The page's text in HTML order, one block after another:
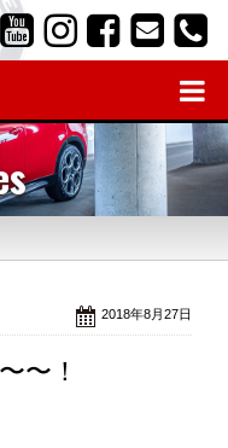
2018年8月27日
〜！